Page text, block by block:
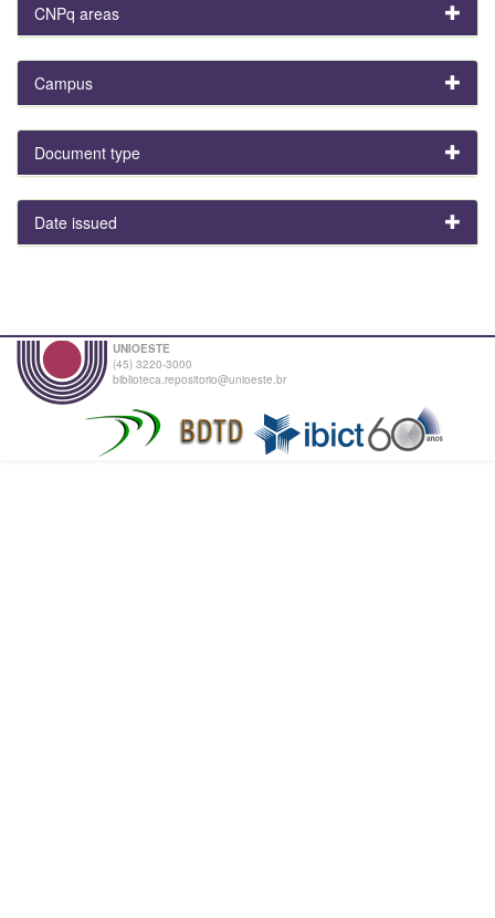
CNPq areas
Campus
Document type
Date issued
UNIOESTE
(45) 3220-3000
biblioteca.repositorio@unioeste.br